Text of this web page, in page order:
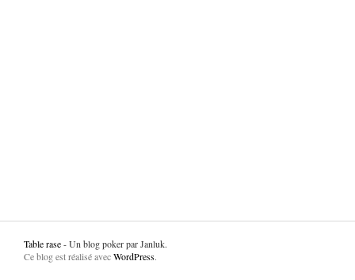
Table rase- Un blog poker par Janluk.
Ce blog est réalisé avecWordPress.